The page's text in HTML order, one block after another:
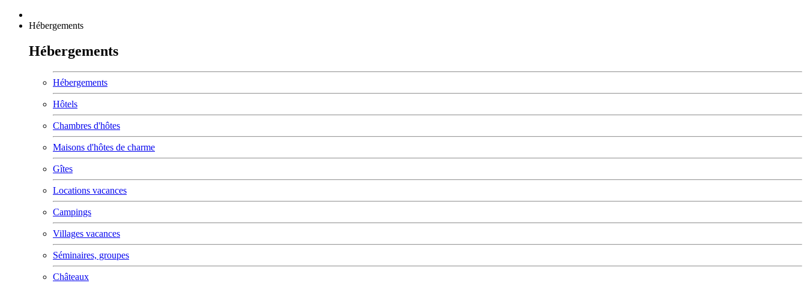
Hébergements
Hébergements
Hébergements
Hôtels
Chambres d'hôtes
Maisons d'hôtes de charme
Gîtes
Locations vacances
Campings
Villages vacances
Séminaires, groupes
Châteaux